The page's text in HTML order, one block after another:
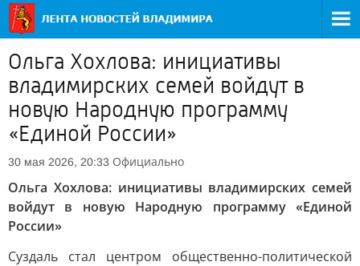
Ольга Хохлова: инициативы
владимирских семей войдут в
новую Народную программу
«Единой России»
30 мая 2026, 20:33 Официально
Ольга Хохлова: инициативы владимирских семей
войдут в новую Народную программу «Единой
России»
Суздаль стал центром общественно-политической